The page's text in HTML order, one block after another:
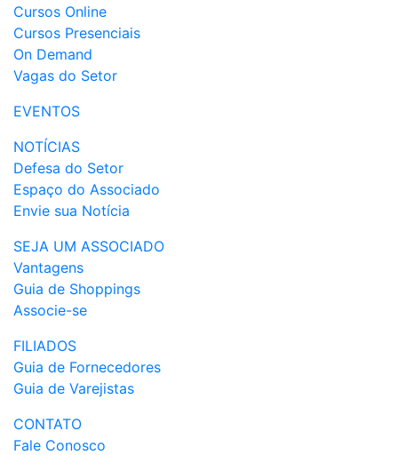
Cursos Online
Cursos Presenciais
On Demand
Vagas do Setor
EVENTOS
NOTÍCIAS
Defesa do Setor
Espaço do Associado
Envie sua Notícia
SEJA UM ASSOCIADO
Vantagens
Guia de Shoppings
Associe-se
FILIADOS
Guia de Fornecedores
Guia de Varejistas
CONTATO
Fale Conosco